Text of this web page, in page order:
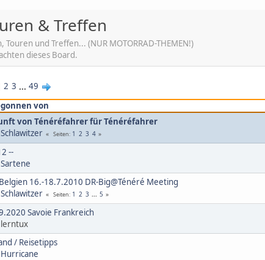
& Treffen
Touren und Treffen... (NUR MOTORRAD-THEMEN!)
dieses Board.
2 3 ... 49
von
von Ténéréfahrer für Ténéréfahrer
Schlawitzer Seiten 1 2 3 4
--
Sartene
16.-18.7.2010 DR-Big@Ténéré Meeting
Schlawitzer Seiten 1 2 3 ... 5
Savoie Frankreich
/ Reisetipps
Hurricane